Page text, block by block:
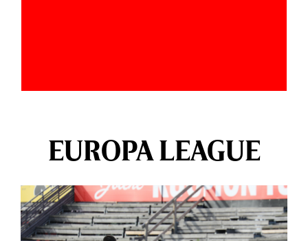
EUROPA LEAGUE